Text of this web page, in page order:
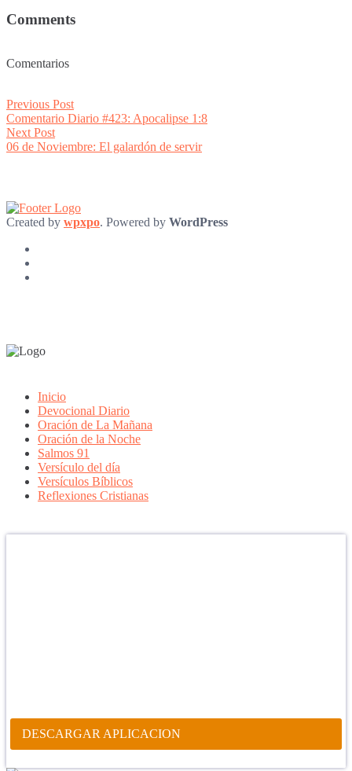
Comments
Comentarios
Post
navigation
Previous PostPrevious
post:
Comentario Diario #423: Apocalipse 1:8
Next PostNext
post:
06 de Noviembre: El galardón de servir
Created by wpxpo. Powered by WordPress
Inicio
Devocional Diario
Oración de La Mañana
Oración de la Noche
Salmos 91
Versículo del día
Versículos Bíblicos
Reflexiones Cristianas
DESCARGAR APLICACION